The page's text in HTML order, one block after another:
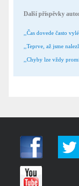
Další příspěvky
,,Čas dovede často
,,Teprve, až jsme
,,Chyby lze vždy